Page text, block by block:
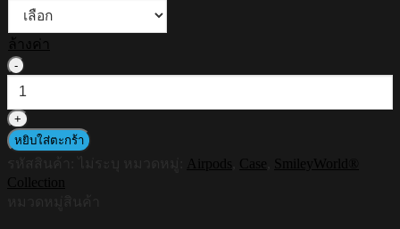
ล้างค่า
SHIELD
AirPods
Case
เคส
หยิบใส่ตะกร้า
Airpods Case
SmileyWorld®
Collection